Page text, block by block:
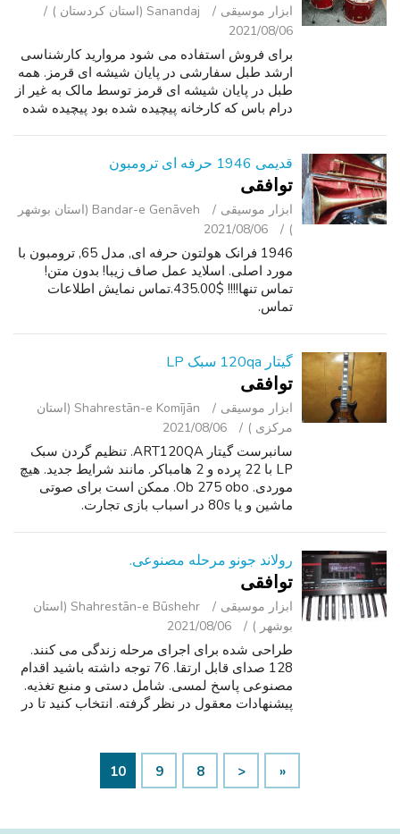
ابزار موسیقی
Sanandaj (استان کردستان )
2021/08/06
برای فروش استفاده می شود مروارید کارشناسی
ارشد طبل سفارشی در پایان شیشه ای قرمز. همه
طبل در پایان شیشه ای قرمز توسط مالک به غیر از
درام باس که کارخانه پیچیده شده بود پیچیده شده
قدیمی 1946 حرفه ای ترومبون
توافقی
ابزار موسیقی
Bandar-e Genāveh (استان بوشهر
)
2021/08/06
1946 فرانک هولتون حرفه ای, مدل 65, ترومبون با
مورد اصلی. اسلاید عمل صاف زیبا! بدون متن!
تماس تنها!!!! $435.00.تماس نمایش اطلاعات
تماس.
گیتار 120qa سبک LP
توافقی
ابزار موسیقی
Shahrestān-e Komījān (استان
مرکزی )
2021/08/06
سانبرست گیتار ART120QA. تنظیم گردن سبک
LP با 22 پرده و 2 هامباکر. مانند شرایط جدید. هیچ
موردی. Ob 275 obo. ممکن است برای صوتی
ماشین و یا 80s در اسباب بازی تجارت.
رولاند جونو مرحله مصنوعی.
توافقی
ابزار موسیقی
Shahrestān-e Būshehr (استان
بوشهر )
2021/08/06
طراحی شده برای اجرای مرحله زندگی می کنند.
128 صدای قابل ارتقا. 76 توجه داشته باشید اقدام
مصنوعی پاسخ لمسی. شامل دستی و منبع تغذیه.
پیشنهادات معقول در نظر گرفته. انتخاب کنید تا در
«
<
8
9
10